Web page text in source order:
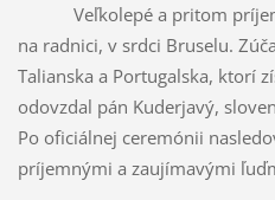
Veľkolepé a pritom
na radnici, v srdci Bruselu.
Talianska a Portugalska, ktorí
odovzdal pán Kuderjavý,
Po oficiálnej ceremónii
príjemnými a zaujímavými